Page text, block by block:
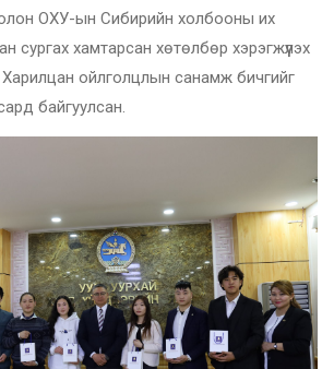
ОХУ-ын Сибирийн холбооны их
сургах хамтарсан хөтөлбөр хэрэгжүүлэх
Харилцан ойлголцлын санамж бичгийг
байгуулсан.